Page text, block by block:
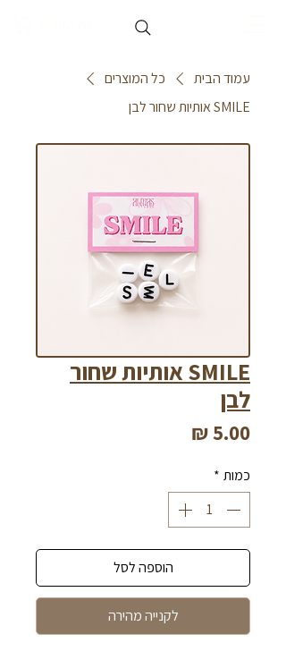
עמוד הבית
כל המוצרים
SMILE אותיות שחור לבן
SMILE אותיות שחור
לבן
כמות *
הוספה לסל
לקנייה מהירה